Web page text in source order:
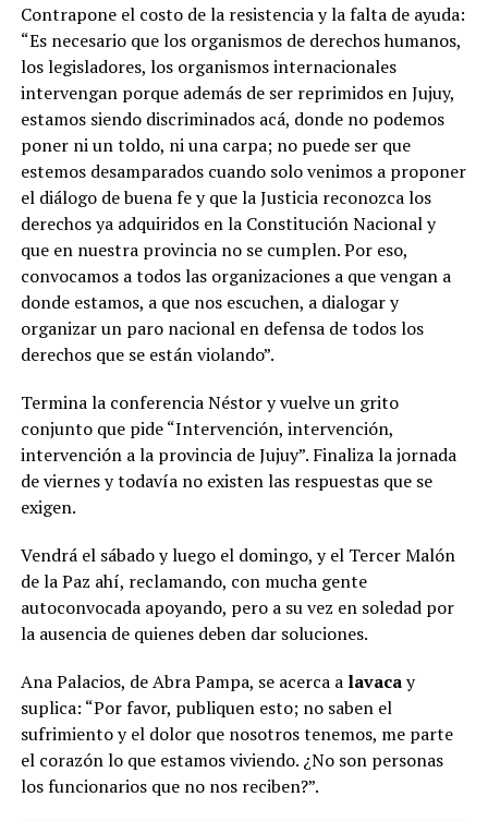
Contrapone el costo de la resistencia y la falta de ayuda:
“Es necesario que los organismos de derechos humanos,
los legisladores, los organismos internacionales
intervengan porque además de ser reprimidos en Jujuy,
estamos siendo discriminados acá, donde no podemos
poner ni un toldo, ni una carpa; no puede ser que
estemos desamparados cuando solo venimos a proponer
el diálogo de buena fe y que la Justicia reconozca los
derechos ya adquiridos en la Constitución Nacional y
que en nuestra provincia no se cumplen. Por eso,
convocamos a todos las organizaciones a que vengan a
donde estamos, a que nos escuchen, a dialogar y
organizar un paro nacional en defensa de todos los
derechos que se están violando”.
Termina la conferencia Néstor y vuelve un grito
conjunto que pide “Intervención, intervención,
intervención a la provincia de Jujuy”. Finaliza la jornada
de viernes y todavía no existen las respuestas que se
exigen.
Vendrá el sábado y luego el domingo, y el Tercer Malón
de la Paz ahí, reclamando, con mucha gente
autoconvocada apoyando, pero a su vez en soledad por
la ausencia de quienes deben dar soluciones.
Ana Palacios, de Abra Pampa, se acerca a lavacay
suplica: “Por favor, publiquen esto; no saben el
sufrimiento y el dolor que nosotros tenemos, me parte
el corazón lo que estamos viviendo. ¿No son personas
los funcionarios que no nos reciben?”.